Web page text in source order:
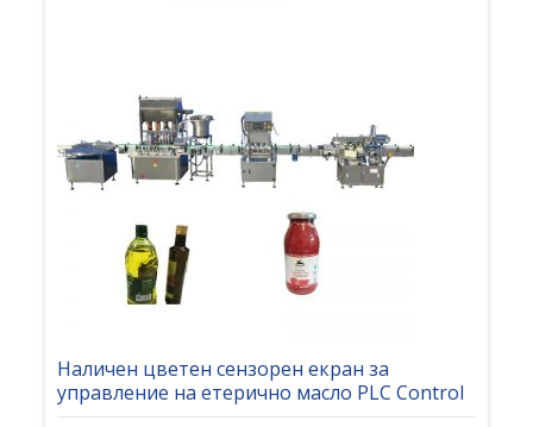
Наличен цветен сензорен екран за
управление на етерично масло PLC Control